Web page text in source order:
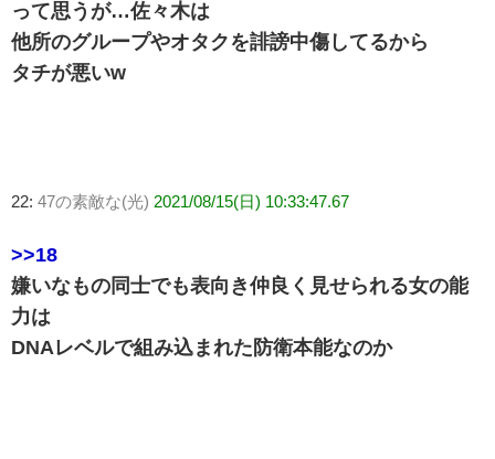
って思うが…佐々木は
他所のグループやオタクを誹謗中傷してるから
タチが悪いw
22: 47の素敵な(光) 2021/08/15(日) 10:33:47.67
>>18
嫌いなもの同士でも表向き仲良く見せられる女の能
力は
DNAレベルで組み込まれた防衛本能なのか